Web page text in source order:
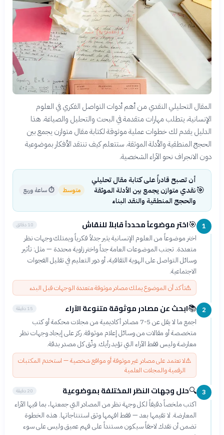
المقال التحليلي النقدي من أهم أدوات التواصل الفكري في العلوم
الإنسانية، يتطلب مهارات متقدمة في البحث والتحليل والصياغة. هذا
الدليل يقدم لك خطوات عملية موثوقة لكتابة مقال متوازن يجمع بين
الحجج المنطقية والأدلة الموثقة. ستتعلم كيف تنتقد الأفكار بموضوعية
دون الانجراف نحو الآراء الشخصية.
🎯
أن تصبح قادراً على كتابة مقال تحليلي
نقدي متوازن يجمع بين الأدلة الموثقة
والحجج المنطقية والنقد البناء
متوسط ⏱ساعة وربع
1
🎯اختر موضوعاً محدداً قابلاً للنقاش 10 دقائق
اختر موضوعاً من العلوم الإنسانية يثير جدلاً فكرياً ويمتلك وجهات نظر
متعددة. تجنب الموضوعات العامة جداً واختر زاوية محددة — مثل: تأثير
وسائل التواصل على الهوية الثقافية، أو دور التعليم في تقليل الفجوات
الاجتماعية.
⚠️تأكد أن الموضوع يملك مصادر موثوقة متعددة الوجهات قبل البدء
2
📚ابحث عن مصادر موثوقة متنوعة الآراء 15 دقيقة
اجمع ما لا يقل عن 5-7 مصادر أكاديمية من مجلات محكمة أو كتب
متخصصة أو مقالات من وسائل إعلام موثوقة. ركز على إيجاد وجهات نظر
معارضة وليس فقط الآراء التي تؤيد رأيك. وثّق كل مصدر بدقة.
⚠️لا تعتمد على مصادر غير موثوقة أو مواقع شخصية — استخدم المكتبات
الرقمية والمجلات العلمية
3
🔍حلل وجهات النظر المختلفة بموضوعية 20 دقيقة
اكتب ملخصاً دقيقاً لكل وجهة نظر من المصادر التي جمعتها، بما فيها الآراء
المعارضة. لا تقيمها بعد — فقط افهمها وثق استنتاجاتها. هذه الخطوة
تضمن أن نقدك لاحقاً سيكون مستنداً على فهم عميق وليس على سوء